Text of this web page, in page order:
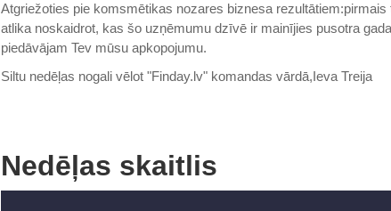
Atgriežoties pie komsmētikas nozares biznesa
atlika noskaidrot, kas šo uzņēmumu dzīvē ir mainījies pusotra
piedāvājam Tev mūsu apkopojumu.
Siltu nedēļas nogali vēlot "Finday.lv" komandas vārdā,Ieva Treija
Nedēļas skaitlis